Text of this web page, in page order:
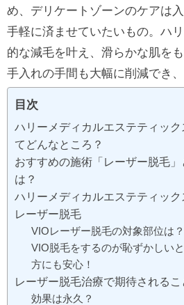
め、デリケートゾーンのケアは
手軽に済ませていたいもの。ハ
的な減毛を叶え、滑らかな肌を
手入れの手間も大幅に削減でき
目次
ハリーメディカルエステティック
てどんなところ？
おすすめの施術「レーザー脱毛」
は？
ハリーメディカルエステティック
レーザー脱毛
VIOレーザー脱毛の対象部位は？
VIO脱毛をするのが恥ずかしい
方にも安心！
レーザー脱毛治療で期待されるこ
効果は永久？